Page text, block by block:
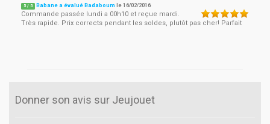
5 / 5 Babane a évalué Badaboum le16/02/2016
Commande passée lundi a 00h10 et reçue mardi.
Très rapide. Prix corrects pendant les soldes, plutôt pas cher! Parfait
Donner son avis sur Jeujouet